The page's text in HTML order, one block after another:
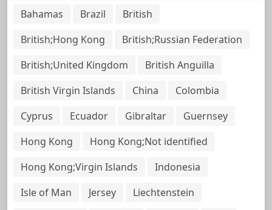
Bahamas Brazil
British
British;Hong Kong
British;Russian Federation
British;United Kingdom
British Anguilla
British Virgin Islands
China
Colombia
Cyprus
Ecuador Gibraltar
Guernsey
Hong Kong
Hong Kong;Not identified
Hong Kong;Virgin Islands
Indonesia
Isle of Man
Jersey
Liechtenstein